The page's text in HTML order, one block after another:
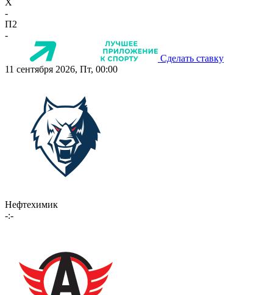
X
-
П2
-
Сделать ставку
11 сентября 2026, Пт, 00:00
Нефтехимик
-:-